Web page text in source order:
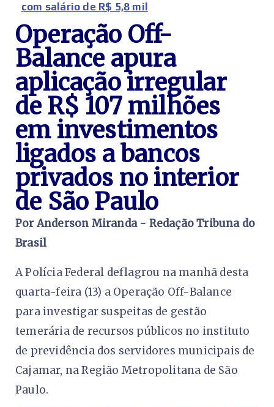
com salário de R$ 5,8 mil
Operação Off-
Balance apura
aplicação irregular
de R$ 107 milhões
em investimentos
ligados a bancos
privados no interior
de São Paulo
Por Anderson Miranda - Redação Tribuna do
Brasil
A Polícia Federal deflagrou na manhã desta
quarta-feira (13) a Operação Off-Balance
para investigar suspeitas de gestão
temerária de recursos públicos no instituto
de previdência dos servidores municipais de
Cajamar, na Região Metropolitana de São
Paulo.